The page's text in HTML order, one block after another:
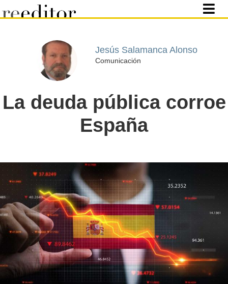
Jesús Salamanca Alonso
Comunicación
La deuda pública corroe
España